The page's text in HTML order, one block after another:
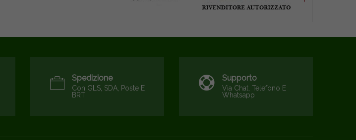
Spedizione
Con GLS, SDA, Poste E
BRT
Supporto
Via Chat, Telefono E
Whatsapp